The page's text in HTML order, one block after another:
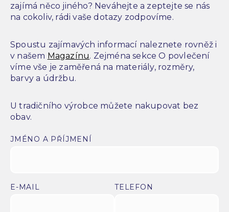
zajímá něco jiného? Neváhejte a zeptejte se nás
na cokoliv, rádi vaše dotazy zodpovíme.
Spoustu zajímavých informací naleznete rovněž i
v našem Magazínu. Zejména sekce O povlečení
víme vše je zaměřená na materiály, rozměry,
barvy a údržbu.
U tradičního výrobce můžete nakupovat bez
obav.
JMÉNO A PŘÍJMENÍ
E-MAIL TELEFON